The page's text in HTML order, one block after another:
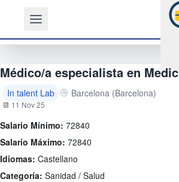
Médico/a especialista en
In talent Lab Barcelona (Barcelona)
📆 11 Nov 25
Salario Mínimo: 72840
Salario Máximo: 72840
Idiomas: Castellano
Categoría: Sanidad / Salud